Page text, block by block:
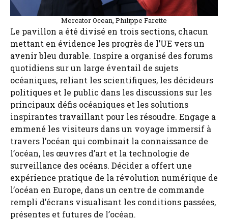
Mercator Ocean, Philippe Farette
Le pavillon a été divisé en trois sections, chacun
mettant en évidence les progrès de l’UE vers un
avenir bleu durable. Inspire a organisé des forums
quotidiens sur un large éventail de sujets
océaniques, reliant les scientifiques, les décideurs
politiques et le public dans les discussions sur les
principaux défis océaniques et les solutions
inspirantes travaillant pour les résoudre. Engage a
emmené les visiteurs dans un voyage immersif à
travers l’océan qui combinait la connaissance de
l’océan, les œuvres d’art et la technologie de
surveillance des océans. Décider a offert une
expérience pratique de la révolution numérique de
l’océan en Europe, dans un centre de commande
rempli d’écrans visualisant les conditions passées,
présentes et futures de l’océan.